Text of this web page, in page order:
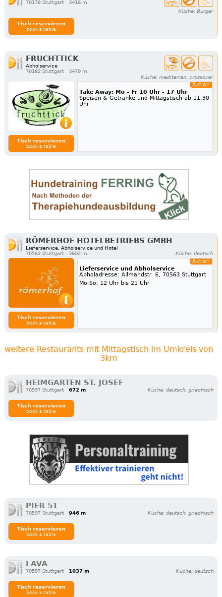
70178 Stuttgart
3416 m
Küche: Burger
Tisch reservieren
book a table
FRUCHTTICK
Abholservice
70182 Stuttgart
3479 m
Küche: mediterran, crossover
Tisch reservieren
book a table
Aktion
Take Away: Mo - Fr 10 Uhr - 17 Uhr
Speisen & Getränke und Mittagstisch ab 11.30
Uhr
RÖMERHOF HOTELBETRIEBS GMBH
Lieferservice, Abholservice und Hotel
70563 Stuttgart
3602 m Küche: deutsch
Tisch reservieren
book a table
Aktion
Lieferservice und Abholservice
Abholadresse: Allmandstr. 6, 70563 Stuttgart
Mo-So: 12 Uhr bis 21 Uhr
weitere Restaurants mit Mittagstisch im Umkreis von
3km
HEIMGARTEN ST. JOSEF
70597 Stuttgart 672 m Küche: deutsch, griechisch
Tisch reservieren
book a table
PIER 51
70597 Stuttgart 946 m Küche: deutsch, griechisch
Tisch reservieren
book a table
LAVA
70597 Stuttgart 1037 m Küche: deutsch
Tisch reservieren
book a table